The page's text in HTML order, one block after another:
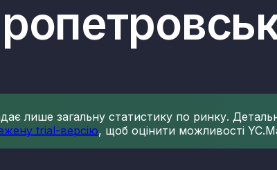
лише загальну статистику по ринку.
trial-версію, щоб оцінити можливості